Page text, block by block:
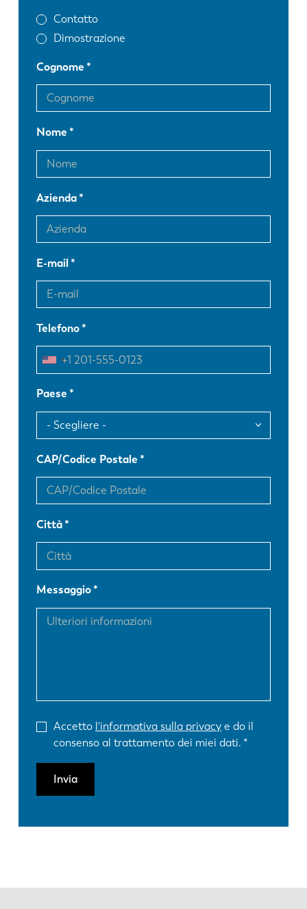
Contatto
Dimostrazione
Cognome
Nome
Azienda
E-mail
Telefono
Paese
CAP/Codice Postale
Città
Messaggio
Accetto l'informativa sulla privacy e do il
consenso al trattamento dei miei dati.
Invia